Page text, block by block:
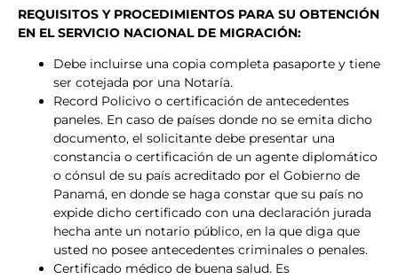
REQUISITOS Y PROCEDIMIENTOS PARA SU OBTENCIÓN
EN EL SERVICIO NACIONAL DE MIGRACIÓN:
Debe incluirse una copia completa pasaporte y tiene
ser cotejada por una Notaría.
Record Policivo o certificación de antecedentes
paneles. En caso de países donde no se emita dicho
documento, el solicitante debe presentar una
constancia o certificación de un agente diplomático
o cónsul de su país acreditado por el Gobierno de
Panamá, en donde se haga constar que su país no
expide dicho certificado con una declaración jurada
hecha ante un notario público, en la que diga que
usted no posee antecedentes criminales o penales.
Certificado médico de buena salud. Es